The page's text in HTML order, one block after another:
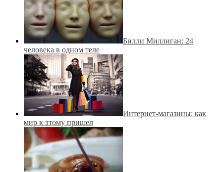
Билли Миллиган: 24
человека в одном теле
Интернет-магазины: как
мир к этому пришел